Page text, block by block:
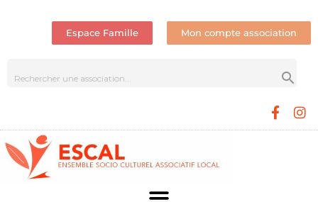
Espace Famille Mon compte association